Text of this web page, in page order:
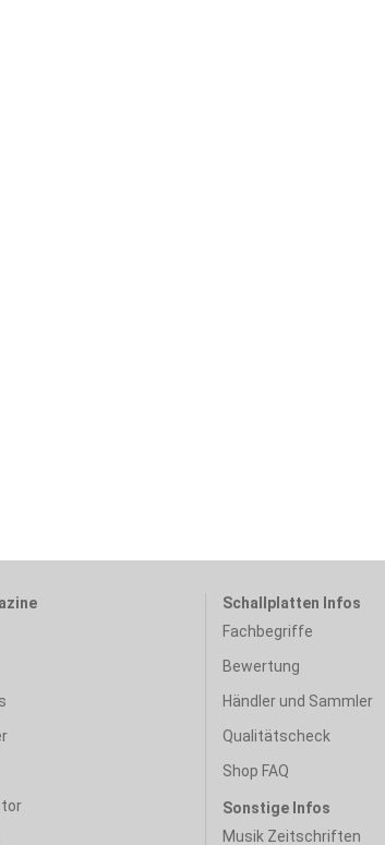
Schallplatten Infos
Fachbegriffe
Bewertung
Händler und Sammler
Qualitätscheck
Shop FAQ
Sonstige Infos
Musik Zeitschriften